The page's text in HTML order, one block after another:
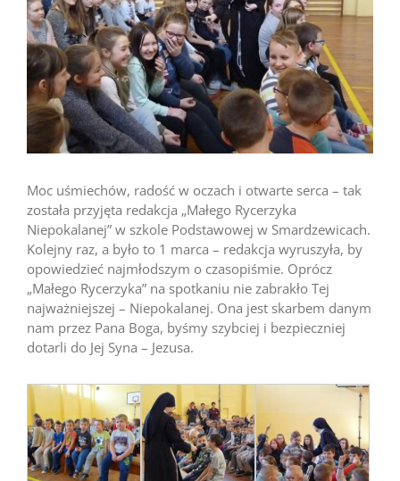
Moc uśmiechów, radość w oczach i otwarte serca – tak
została przyjęta redakcja „Małego Rycerzyka
Niepokalanej” w szkole Podstawowej w Smardzewicach.
Kolejny raz, a było to 1 marca – redakcja wyruszyła, by
opowiedzieć najmłodszym o czasopiśmie. Oprócz
„Małego Rycerzyka” na spotkaniu nie zabrakło Tej
najważniejszej – Niepokalanej. Ona jest skarbem danym
nam przez Pana Boga, byśmy szybciej i bezpieczniej
dotarli do Jej Syna – Jezusa.